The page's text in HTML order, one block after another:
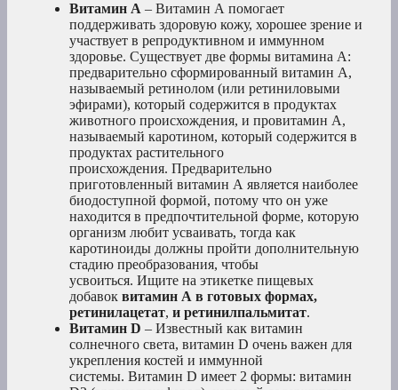
Витамин А – Витамин А помогает
поддерживать здоровую кожу, хорошее зрение и
участвует в репродуктивном и иммунном
здоровье. Существует две формы витамина А:
предварительно сформированный витамин А,
называемый ретинолом (или ретиниловыми
эфирами), который содержится в продуктах
животного происхождения, и провитамин А,
называемый каротином, который содержится в
продуктах растительного
происхождения. Предварительно
приготовленный витамин А является наиболее
биодоступной формой, потому что он уже
находится в предпочтительной форме, которую
организм любит усваивать, тогда как
каротиноиды должны пройти дополнительную
стадию преобразования, чтобы
усвоиться. Ищите на этикетке пищевых
добавок витамин А в готовых формах,
ретинилацетат, и ретинилпальмитат.
Витамин D – Известный как витамин
солнечного света, витамин D очень важен для
укрепления костей и иммунной
системы. Витамин D имеет 2 формы: витамин